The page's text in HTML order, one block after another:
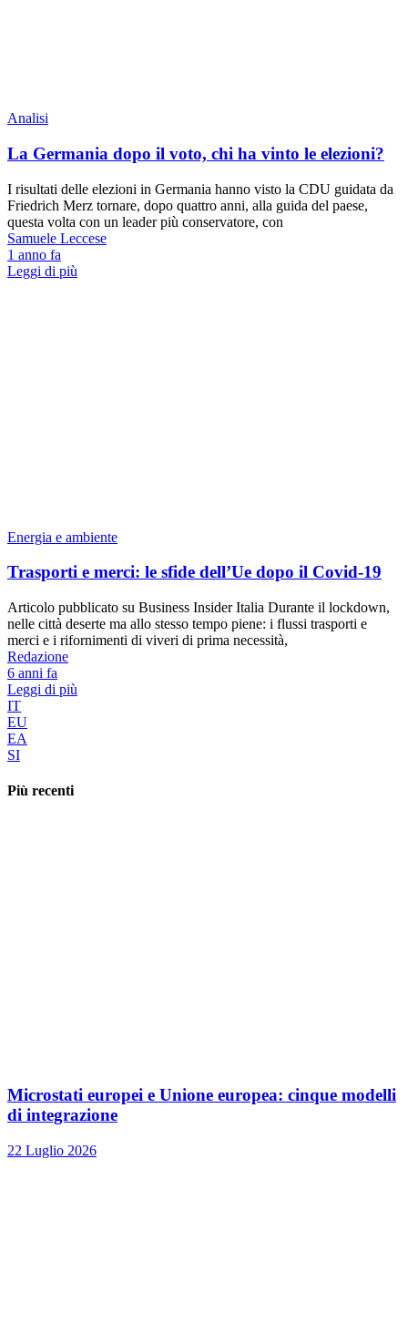
Analisi
La Germania dopo il voto, chi ha vinto le elezioni?
I risultati delle elezioni in Germania hanno visto la CDU guidata da
Friedrich Merz tornare, dopo quattro anni, alla guida del paese,
questa volta con un leader più conservatore, con
Samuele Leccese
1 anno fa
Leggi di più
Energia e ambiente
Trasporti e merci: le sfide dell’Ue dopo il Covid-19
Articolo pubblicato su Business Insider Italia Durante il lockdown,
nelle città deserte ma allo stesso tempo piene: i flussi trasporti e
merci e i rifornimenti di viveri di prima necessità,
Redazione
6 anni fa
Leggi di più
IT
EU
EA
SI
Più recenti
Microstati europei e Unione europea: cinque modelli
di integrazione
22 Luglio 2026